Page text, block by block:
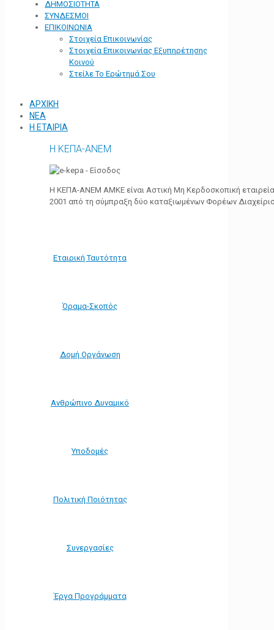
ΔΗΜΟΣΙΟΤΗΤΑ
ΣΥΝΔΕΣΜΟΙ
ΕΠΙΚΟΙΝΩΝΙΑ
Στοιχεία Επικοινωνίας
Στοιχεία Επικοινωνίας Εξυπηρέτησης
Κοινού
Στείλε Το Ερώτημά Σου
ΑΡΧΙΚΗ
ΝΕΑ
Η ΕΤΑΙΡΙΑ
Η ΚΕΠΑ-ΑΝΕΜ
Η ΚΕΠΑ-ΑΝΕΜ ΑΜΚΕ είναι Αστική Μη Κερδοσκοπική
2001 από τη σύμπραξη δύο καταξιωμένων Φορέων
Εταιρική Ταυτότητα
Όραμα-Σκοπός
Δομή Οργάνωση
Ανθρώπινο Δυναμικό
Υποδομές
Πολιτική Ποιότητας
Συνεργασίες
Έργα Προγράμματα